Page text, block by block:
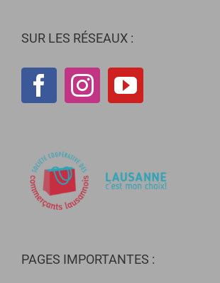
SUR LES RÉSEAUX :
PAGES IMPORTANTES :